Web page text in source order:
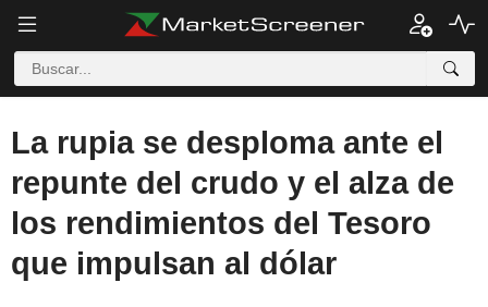
La rupia se desploma ante el
repunte del crudo y el alza de
los rendimientos del Tesoro
que impulsan al dólar